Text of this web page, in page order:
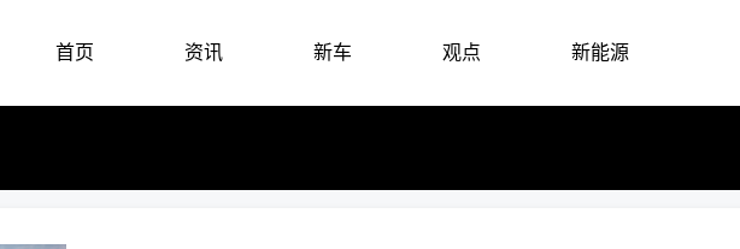
首页 资讯 新车 观点 新能源